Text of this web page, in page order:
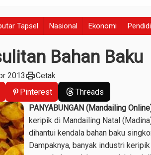
Tapsel Nasional Ekonomi
Bahan Baku
2013printCetak
Pinterest
Threads
PANYABUNGAN (Mandailing
keripik di Mandailing Natal
dihantui kendala bahan baku
Dampaknya, banyak industri